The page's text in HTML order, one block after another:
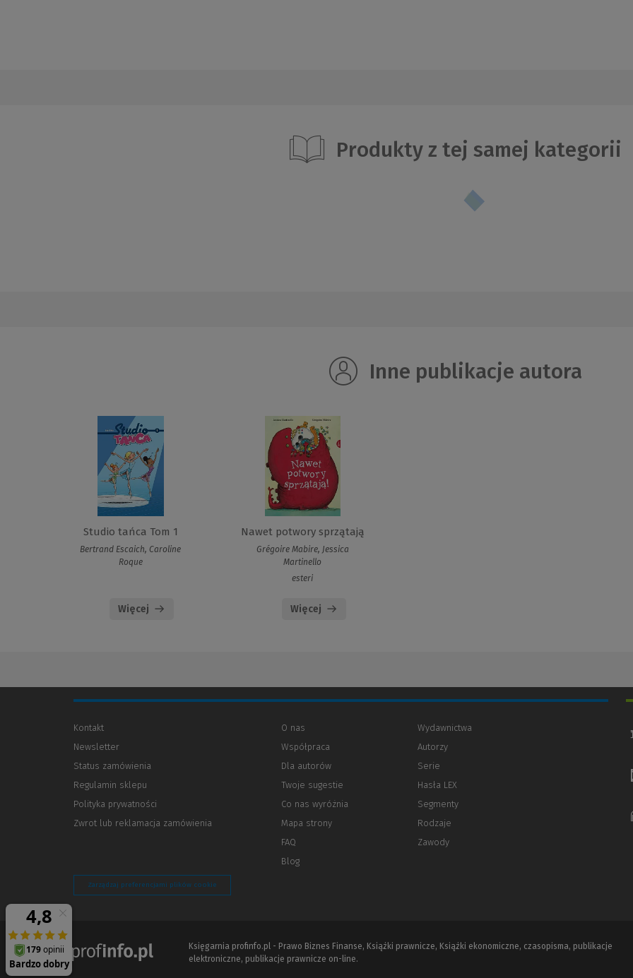
Produkty z tej samej kategorii
Inne publikacje autora
Studio tańca Tom 1
Bertrand Escaich, Caroline
Roque
Więcej
Nawet potwory sprzątają
Grégoire Mabire, Jessica
Martinello
esteri
Więcej
Kontakt
Newsletter
Status zamówienia
Regulamin sklepu
Polityka prywatności
innej
Zwrot lub reklamacja zamówienia
O nas
Współpraca
Dla autorów
innej
strony)
Twoje sugestie
Co nas wyróżnia
Mapa strony
FAQ
Blog
Wydawnictwa
Autorzy
Serie
Hasła LEX
Segmenty
Rodzaje
Zawody
Zarządzaj preferencjami plików cookie
Księgarnia profinfo.pl - Prawo Biznes Finanse, Książki prawnicze, Książki ekonomiczne, czasopisma, publikacje
elektroniczne, publikacje prawnicze on-line.